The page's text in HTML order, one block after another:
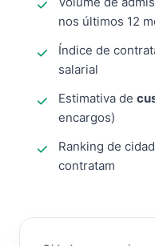
nos últimos 12
Índice de
salarial
Estimativa de
encargos)
Ranking de
contratam